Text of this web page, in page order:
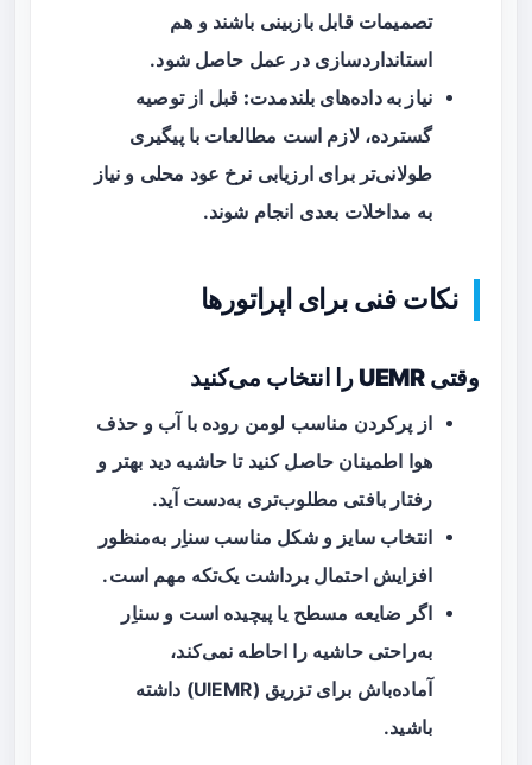
تصمیمات قابل بازبینی باشند و هم
استانداردسازی در عمل حاصل شود.
نیاز به داده‌های بلندمدت: قبل از توصیه
گسترده، لازم است مطالعات با پیگیری
طولانی‌تر برای ارزیابی نرخ عود محلی و نیاز
به مداخلات بعدی انجام شوند.
نکات فنی برای اپراتورها
وقتی UEMR را انتخاب می‌کنید
از پرکردن مناسب لومن روده با آب و حذف
هوا اطمینان حاصل کنید تا حاشیه دید بهتر و
رفتار بافتی مطلوب‌تری به‌دست آید.
انتخاب سایز و شکل مناسب سناِر به‌منظور
افزایش احتمال برداشت یک‌تکه مهم است.
اگر ضایعه مسطح یا پیچیده است و سناِر
به‌راحتی حاشیه را احاطه نمی‌کند،
آماده‌باش برای تزریق (UIEMR) داشته
باشید.